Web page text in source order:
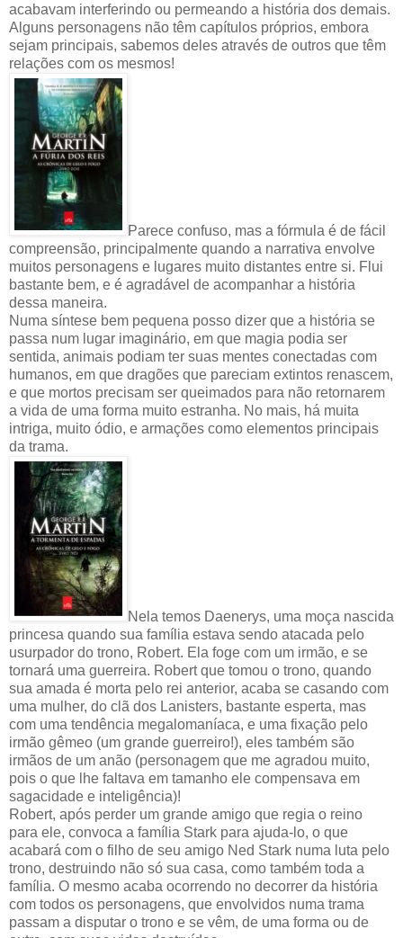
acabavam interferindo ou permeando a história dos demais.
Alguns personagens não têm capítulos próprios, embora
sejam principais, sabemos deles através de outros que têm
relações com os mesmos!
Parece confuso, mas a fórmula é de fácil
compreensão, principalmente quando a narrativa envolve
muitos personagens e lugares muito distantes entre si. Flui
bastante bem, e é agradável de acompanhar a história
dessa maneira.
Numa síntese bem pequena posso dizer que a história se
passa num lugar imaginário, em que magia podia ser
sentida, animais podiam ter suas mentes conectadas com
humanos, em que dragões que pareciam extintos renascem,
e que mortos precisam ser queimados para não retornarem
a vida de uma forma muito estranha. No mais, há muita
intriga, muito ódio, e armações como elementos principais
da trama.
Nela temos Daenerys, uma moça nascida
princesa quando sua família estava sendo atacada pelo
usurpador do trono, Robert. Ela foge com um irmão, e se
tornará uma guerreira. Robert que tomou o trono, quando
sua amada é morta pelo rei anterior, acaba se casando com
uma mulher, do clã dos Lanisters, bastante esperta, mas
com uma tendência megalomaníaca, e uma fixação pelo
irmão gêmeo (um grande guerreiro!), eles também são
irmãos de um anão (personagem que me agradou muito,
pois o que lhe faltava em tamanho ele compensava em
sagacidade e inteligência)!
Robert, após perder um grande amigo que regia o reino
para ele, convoca a família Stark para ajuda-lo, o que
acabará com o filho de seu amigo Ned Stark numa luta pelo
trono, destruindo não só sua casa, como também toda a
família. O mesmo acaba ocorrendo no decorrer da história
com todos os personagens, que envolvidos numa trama
passam a disputar o trono e se vêm, de uma forma ou de